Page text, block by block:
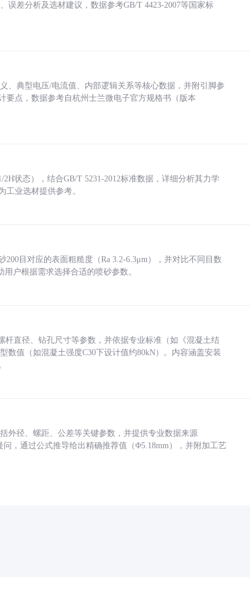
误差分析及选材建议，数据参考GB/T 4423-2007等国家标
、典型电压/电流值、内部逻辑关系等核心数据，并附引脚参
要点，数据参考自杭州士兰微电子官方规格书（版本
状态），结合GB/T 5231-2012标准数据，详细分析其力学
工业选材提供参考。
目对应的表面粗糙度（Ra 3.2-6.3μm），并对比不同目数
户根据需求选择合适的喷砂参数。
直径、钻孔尺寸等参数，并依据专业标准（如《混凝土结
数值（如混凝土强度C30下设计值约80kN）。内容涵盖安装
外径、螺距、公差等关键参数，并提供专业数据来源
问，通过公式推导给出精确推荐值（Φ5.18mm），并附加工艺